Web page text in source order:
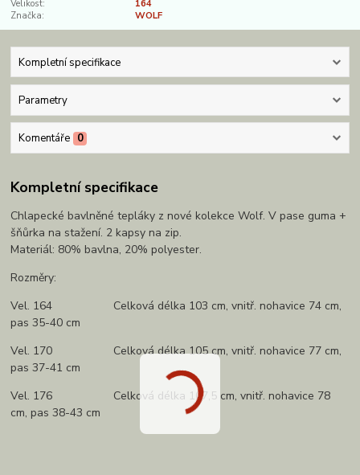
Velikost:
164
Značka:
WOLF
Kompletní specifikace
Parametry
Komentáře 0
Kompletní specifikace
Chlapecké bavlněné tepláky z nové kolekce Wolf. V pase guma +
šňůrka na stažení. 2 kapsy na zip.
Materiál: 80% bavlna, 20% polyester.
Rozměry:
Vel. 164 Celková délka 103 cm, vnitř. nohavice 74 cm,
pas 35-40 cm
Vel. 170 Celková délka 105 cm, vnitř. nohavice 77 cm,
pas 37-41 cm
Vel. 176 Celková délka 107,5 cm, vnitř. nohavice 78
cm, pas 38-43 cm